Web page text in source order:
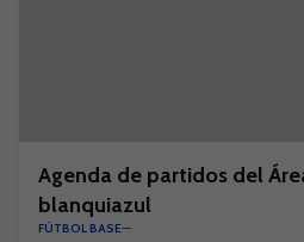
Agenda de partidos del
blanquiazul
FÚTBOL BASE